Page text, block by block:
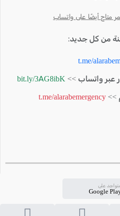
متاح أيضًا على واتساب
من كل جديد:
t.me/
عبر واتساب >> bit.ly/3AG8ibK
>>
t.me/alarabemergency
على
Google